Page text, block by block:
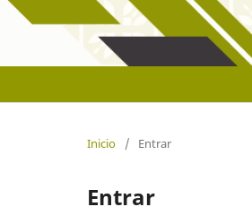
Inicio / Entrar
Entrar